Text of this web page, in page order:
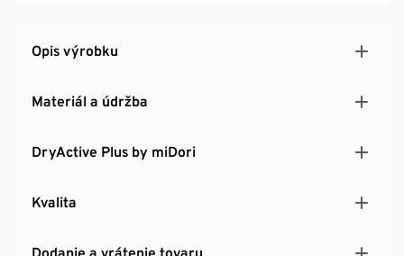
Opis výrobku
Materiál a údržba
DryActive Plus by miDori
Kvalita